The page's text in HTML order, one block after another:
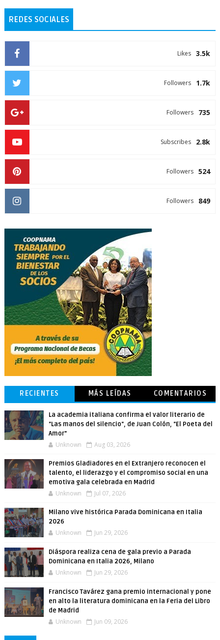
REDES SOCIALES
3.5k
Likes
1.7k
Followers
735
Followers
2.8k
Subscribes
524
Followers
849
Followers
RECIENTES MÁS LEÍDAS COMENTARIOS
La academia italiana confirma el valor literario de
"Las manos del silencio", de Juan Colón, "El Poeta del
Amor"
Unknown Aug 03, 2026
Premios Gladiadores en el Extranjero reconocen el
talento, el liderazgo y el compromiso social en una
emotiva gala celebrada en Madrid
Unknown Jul 07, 2026
Milano vive histórica Parada Dominicana en Italia
2026
Unknown Jun 29, 2026
Diáspora realiza cena de gala previo a Parada
Dominicana en Italia 2026, Milano
Unknown Jun 29, 2026
Francisco Tavárez gana premio internacional y pone
en alto la literatura dominicana en la Feria del Libro
de Madrid
Unknown Jun 09, 2026